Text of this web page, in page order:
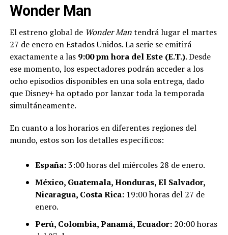
Wonder Man
El estreno global de Wonder Mantendrá lugar el martes
27 de enero en Estados Unidos. La serie se emitirá
exactamente a las 9:00 pm hora del Este (E.T.). Desde
ese momento, los espectadores podrán acceder a los
ocho episodios disponibles en una sola entrega, dado
que Disney+ ha optado por lanzar toda la temporada
simultáneamente.
En cuanto a los horarios en diferentes regiones del
mundo, estos son los detalles específicos:
España:3:00 horas del miércoles 28 de enero.
México, Guatemala, Honduras, El Salvador,
Nicaragua, Costa Rica:19:00 horas del 27 de
enero.
Perú, Colombia, Panamá, Ecuador:20:00 horas